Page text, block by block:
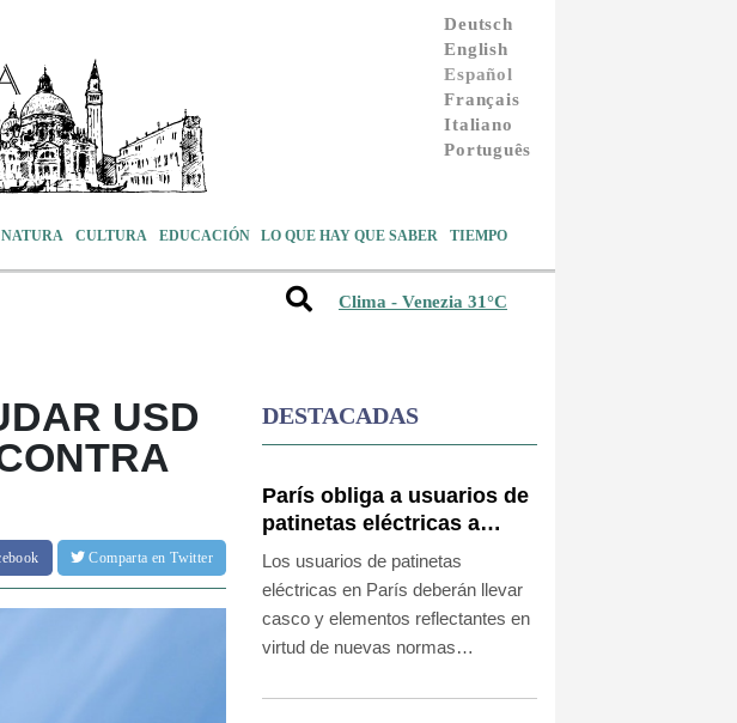
Deutsch
English
Español
Français
Italiano
Português
NATURA CULTURA EDUCACIÓN LO QUE HAY QUE SABER TIEMPO
Clima - Venezia 31°C
USD
Comparta en Twitter
DESTACADAS
París obliga a usuarios de
patinetas eléctricas a
llevar casco ante aumento
de lesiones
Los usuarios de patinetas
eléctricas en París deberán llevar
casco y elementos reflectantes en
virtud de nuevas normas
aumento de las lesiones